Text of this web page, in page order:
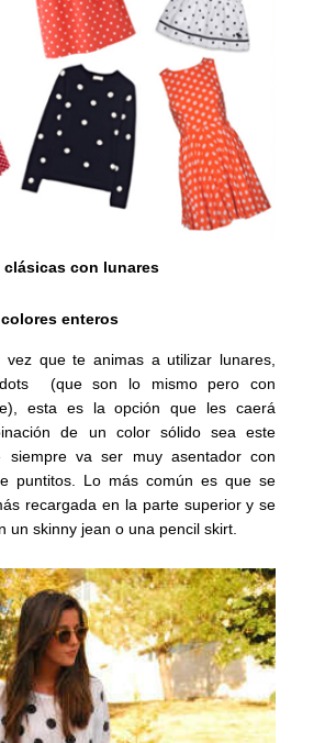
con lunares
enteros
que te animas a utilizar lunares,
(que son lo mismo pero con
esta es la opción que les caerá
de un color sólido sea este
siempre va ser muy asentador con
puntitos. Lo más común es que se
recargada en la parte superior y se
un skinny jean o una pencil skirt.